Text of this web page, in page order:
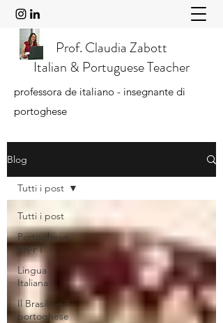
Prof. Claudia Zabott
Italian & Portuguese Teacher
professora de italiano - insegnante di
portoghese
Blog
Tutti i post
Portoghese
BR-PT
Lingua
Italiana
Il Brasile e il
portoghese
Tutti i post